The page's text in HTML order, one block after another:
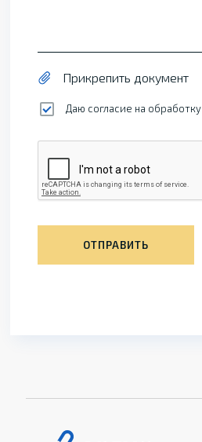
Прикрепить документ
Даю согласие на обработку
ОТПРАВИТЬ